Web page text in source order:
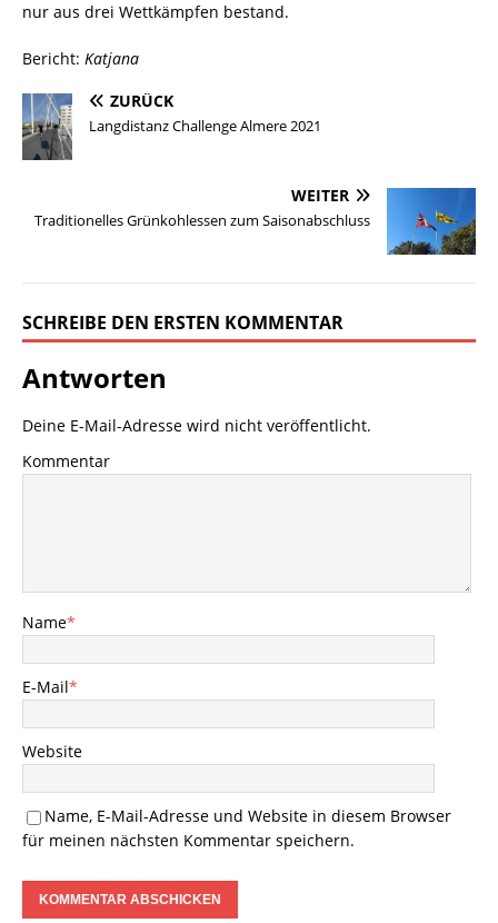
nur aus drei Wettkämpfen bestand.
Bericht: Katjana
ZURÜCK
Langdistanz Challenge Almere 2021
WEITER
Traditionelles Grünkohlessen zum Saisonabschluss
SCHREIBE DEN ERSTEN KOMMENTAR
Antworten
Deine E-Mail-Adresse wird nicht veröffentlicht.
Kommentar
Name*
E-Mail*
Website
Name, E-Mail-Adresse und Website in diesem Browser
für meinen nächsten Kommentar speichern.